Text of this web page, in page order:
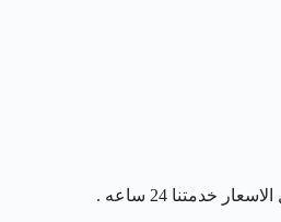
24 ساعه .